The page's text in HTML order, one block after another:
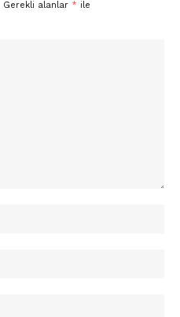
Gerekli alanlar * ile